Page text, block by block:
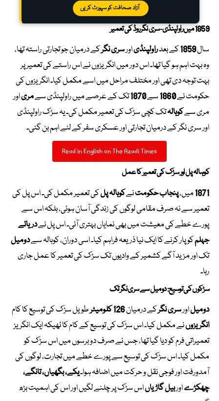
آزاد صحافت کو سپورٹ کریں
1859 میں راولپنڈی-سری نگر روڈ کی تعمیر
سال1859کے بعدراولپنڈیاورسری نگرکے درمیان جو تجارتی راستہ تھا،
وہ بہت اہم ہو گیا تھا۔ اس دور میں انگریزوں نے اس راستے کی تعمیر پر
بہت توجہ دی تھی اور مختلف مراحل میں اسے مکمل کیا۔ انگریزوں کی
حکومت نے1860سے1870تک کے عرصے میں راولپنڈی سےمریاور
مری سےکوہالہتک کچی سڑک کی تعمیر مکمل کی۔ یہ سڑک راولپنڈی
اور سری نگر کے درمیان تجارتی اور عسکری سفر کے لئے اہم بن گئی۔
Read in English on The Azadi Times
کوہالہ پل اور سڑک کی تعمیر کا عمل
1871میں،پنجاب حکومتنےکوہالہ پلکی تعمیر مکمل کی۔ اس پل کی
تعمیر سے نہ صرف مقامی لوگوں کی زندگی آسان ہوئی، بلکہ اس سے
پورے خطے کی معیشت میں بھی نمایاں بہتری آئی۔ اس پل نےدریائے
جہلمکو پار کرنے کا ایک نیا ذریعہ فراہم کیا۔ اسی دوران، کوہالہ سےدومیل
تک اور مزید آگے کشمیر کے وادیوں تک سڑک کی تعمیر کا عمل جاری
رہا۔
سڑکوں کی توسیع: دومیل سے سری نگر تک
دومیلاورسری نگرکے درمیان126 کلومیٹر
طویل سڑک کی توسیع کا کام
انگریزوںنے مکمل کیا۔ اس سڑک کی توسیع کے کام کا ٹھیکہ ایک انگریز
تعمیراتی فرم کو دیا گیا تھا، جس نے صرف دو برسوں میں اس سڑک کو
مکمل کیا۔ اس سڑک کی توسیع سے پورے خطے میں تجارت، لوگوں کی
آمدورفت اور فوجی نقل و حرکت میں اضافہ ہوا۔یکے، بگھیاں، تانگے،
چھکڑےاوربیل گاڑیاںاس سڑک پر چلنے لگیں اور اس کی اہمیت بڑھ